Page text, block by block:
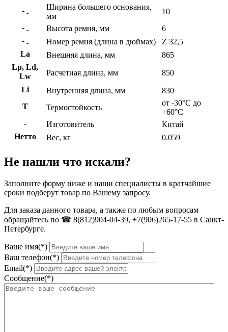
- -
Ширина большего основания,
мм
10
- - Высота ремня, мм
6
- - Номер ремня (длина в дюймах)
Z 32,5
La
Внешняя длина, мм
865
Lp, Ld,
Lw
Расчетная длина, мм
850
Li
Внутренняя длина, мм
830
Т
Термостойкость
от -30°С до
+60°С
-
Изготовитель
Китай
Нетто
Вес, кг 0.059
Не нашли что искали?
Заполните форму ниже и наши специалисты в кратчайшие
сроки подберут товар по Вашему запросу.
Для заказа данного товара, а также по любым вопросам
обращайтесь по ☎ 8(812)904-04-39, +7(906)265-17-55 в Санкт-
Петербурге.
Ваше имя(*)
Ваш телефон(*)
Email(*)
Сообщение(*)